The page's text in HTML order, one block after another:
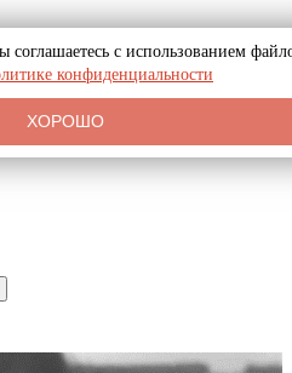
соглашаетесь с использованием
конфиденциальности
ХОРОШО